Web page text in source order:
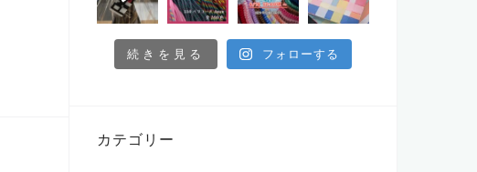
続きを見る フォローする
カテゴリー